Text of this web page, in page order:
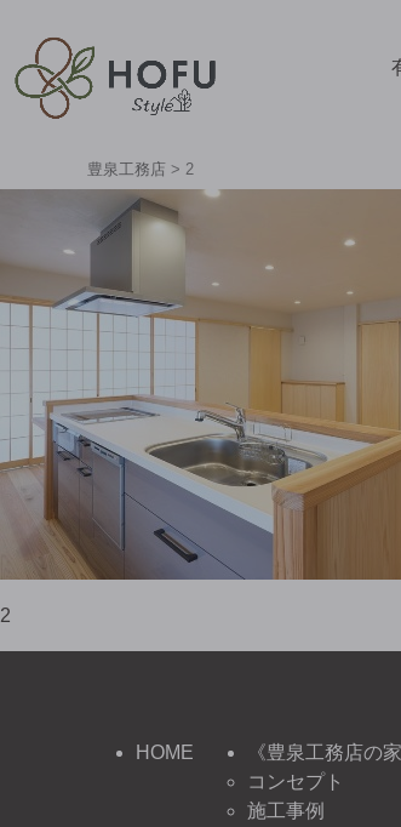
豊泉工務店 > 2
2
HOME
《豊泉工務店の
コンセプト
施工事例